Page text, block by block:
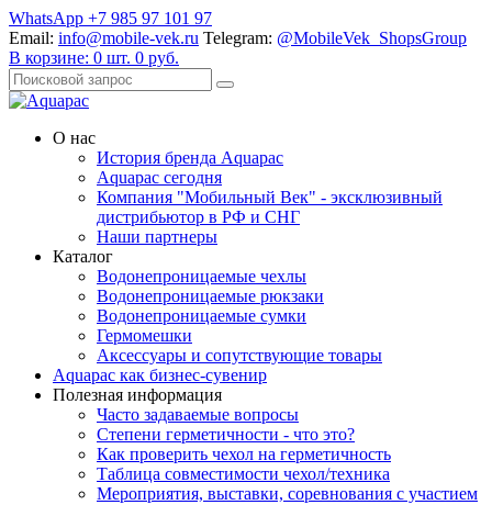
WhatsApp +7 985 97 101 97
Email: info@mobile-vek.ru Telegram: @MobileVek_ShopsGroup
В корзине: 0 шт. 0 руб.
О нас
История бренда Aquapac
Aquapac cегодня
Компания "Мобильный Век" - эксклюзивный
дистрибьютор в РФ и СНГ
Наши партнеры
Каталог
Водонепроницаемые чехлы
Водонепроницаемые рюкзаки
Водонепроницаемые сумки
Гермомешки
Аксессуары и сопутствующие товары
Aquapac как бизнес-сувенир
Полезная информация
Часто задаваемые вопросы
Степени герметичности - что это?
Как проверить чехол на герметичность
Таблица совместимости чехол/техника
Мероприятия, выставки, соревнования с участием